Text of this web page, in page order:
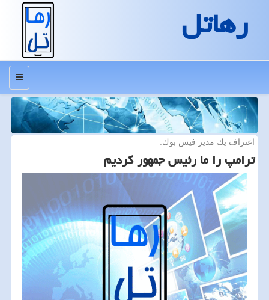
رهاتل
منو
اعتراف یك مدیر فیس بوك:
ترامپ را ما رئیس جمهور كردیم